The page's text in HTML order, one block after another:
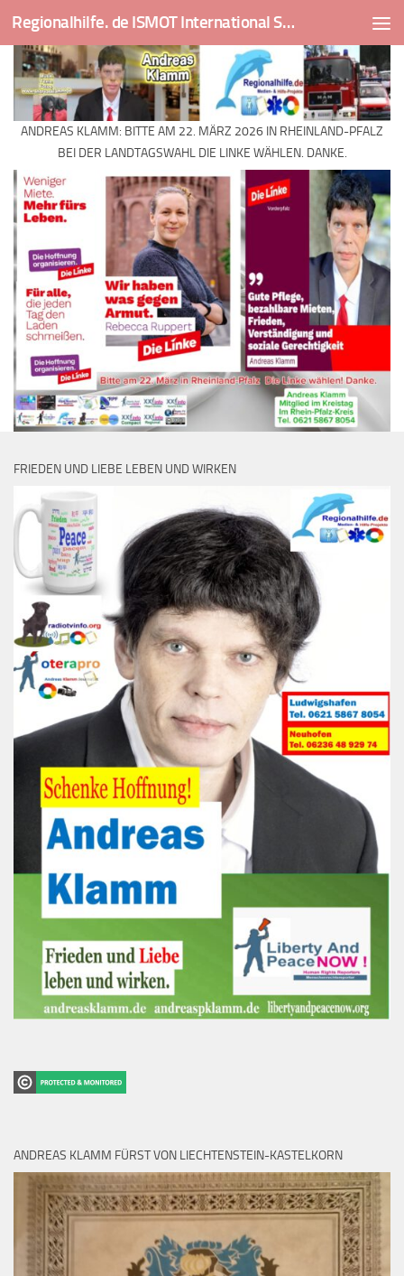
Skip to content Regionalhilfe. de ISMOT International Social And Medical Outreach Team
ANDREAS KLAMM: BITTE AM 22. MÄRZ 2026 IN RHEINLAND-PFALZ
BEI DER LANDTAGSWAHL DIE LINKE WÄHLEN. DANKE.
FRIEDEN UND LIEBE LEBEN UND WIRKEN
ANDREAS KLAMM FÜRST VON LIECHTENSTEIN-KASTELKORN